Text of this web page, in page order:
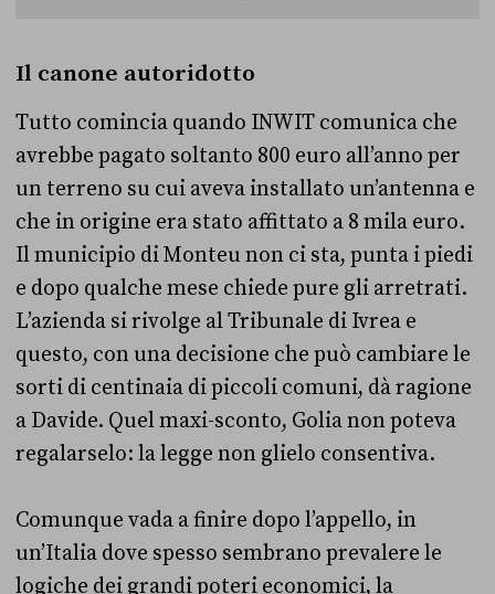
Il canone autoridotto
Tutto comincia quando INWIT comunica che
avrebbe pagato soltanto 800 euro all’anno per
un terreno su cui aveva installato un’antenna e
che in origine era stato affittato a 8 mila euro.
Il municipio di Monteu non ci sta, punta i piedi
e dopo qualche mese chiede pure gli arretrati.
L’azienda si rivolge al Tribunale di Ivrea e
questo, con una decisione che può cambiare le
sorti di centinaia di piccoli comuni, dà ragione
a Davide. Quel maxi-sconto, Golia non poteva
regalarselo: la legge non glielo consentiva.
Comunque vada a finire dopo l’appello, in
un’Italia dove spesso sembrano prevalere le
logiche dei grandi poteri economici, la